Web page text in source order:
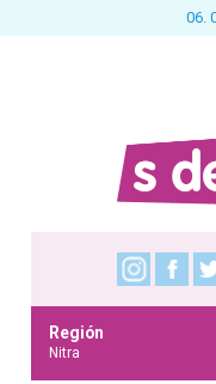
06.
Región
Nitra